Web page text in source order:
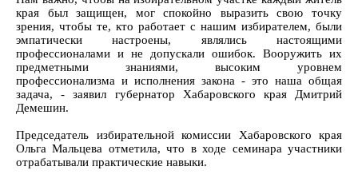
края был защищен, мог спокойно выразить свою точку
зрения, чтобы те, кто работает с нашим избирателем, были
эмпатически настроены, являлись настоящими
профессионалами и не допускали ошибок. Вооружить их
предметными знаниями, высоким уровнем
профессионализма и исполнения закона - это наша общая
задача, - заявил губернатор Хабаровского края Дмитрий
Демешин.
Председатель избирательной комиссии Хабаровского края
Ольга Мальцева отметила, что в ходе семинара участники
отрабатывали практические навыки.